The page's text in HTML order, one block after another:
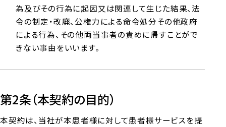
為及びその行為に起因又は関連して生じた結果、法
令の制定・改廃、公権力による命令処分その他政府
による行為、その他両当事者の責めに帰すことがで
きない事由をいいます。
第2条（本契約の目的）
本契約は、当社が本患者様に対して患者様サービスを提